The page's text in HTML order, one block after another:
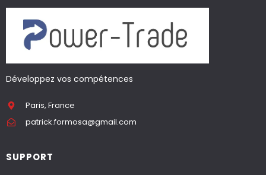
Développez vos compétences
Paris, France
patrick.formosa@gmail.com
SUPPORT